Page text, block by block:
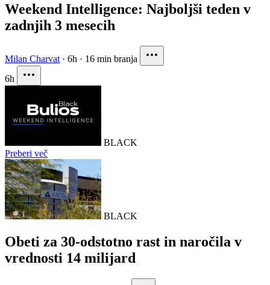
Weekend Intelligence: Najboljši teden v
zadnjih 3 mesecih
Milan Charvat · 6h · 16 min branja
6h
BLACK
Preberi več
BLACK
Obeti za 30-odstotno rast in naročila v
vrednosti 14 milijard